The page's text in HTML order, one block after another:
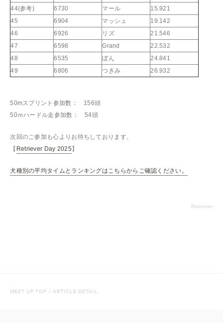
44(参考)
6730 マール
15.921
45
6904 マッシュ
19.142
46
6926 リズ
21.546
47
6598 Grand
22.532
48
6535 ぼん
24.841
49
6806 つきみ 26.932
50mスプリント参加数： 156頭
50ｍハードル走参加数： 54頭
次回のご参加も心よりお待ちしております。
【 Retriever Day 2025】
犬種別の平均タイムとランキングはこちらからご確認ください。
Retriever
MEET UP TOP / ARTICLE DETAIL